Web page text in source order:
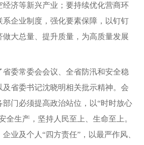
经济等新兴产业；要持续优化营商环
系企业制度，强化要素保障，以钉钉
大总量、提升质量，为高质量发展
省委常委会会议、全省防汛和安全稳
及省委书记沈晓明相关批示精神。会
门必须提高政治站位，以“时时放心
全生产，坚持人民至上、生命至上。
业及个人“四方责任”，以最严作风、